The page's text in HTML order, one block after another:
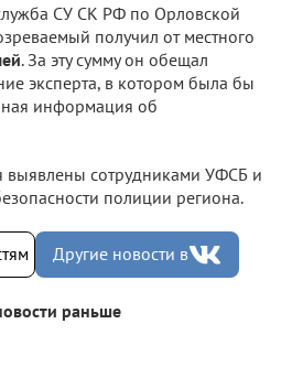
СУ СК РФ по Орловской
получил от местного
. За эту сумму он обещал
эксперта, в котором была бы
информация об
выявлены сотрудниками УФСБ и
полиции региона.
Другие новости в
раньше